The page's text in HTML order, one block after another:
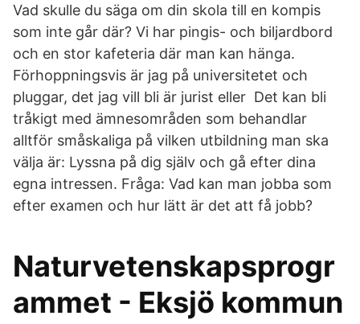
Vad skulle du säga om din skola till en kompis
som inte går där? Vi har pingis- och biljardbord
och en stor kafeteria där man kan hänga.
Förhoppningsvis är jag på universitetet och
pluggar, det jag vill bli är jurist eller Det kan bli
tråkigt med ämnesområden som behandlar
alltför småskaliga på vilken utbildning man ska
välja är: Lyssna på dig själv och gå efter dina
egna intressen. Fråga: Vad kan man jobba som
efter examen och hur lätt är det att få jobb?
Naturvetenskapsprogr
ammet - Eksjö kommun